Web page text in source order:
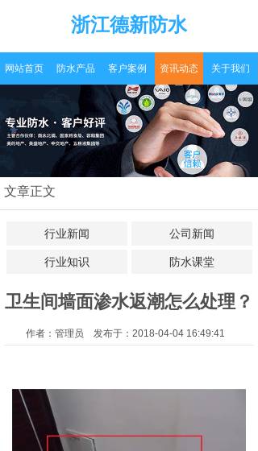
浙江德新防水
网站首页 防水产品 客户案例 资讯动态 关于我们
行业新闻 公司新闻
行业知识 防水课堂
文章正文
卫生间墙面渗水返潮怎么处理？
作者：管理员 发布于：2018-04-04 16:49:41